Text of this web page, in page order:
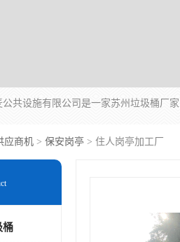
应商机 > 保安岗亭 > 住人岗亭加工厂
桶